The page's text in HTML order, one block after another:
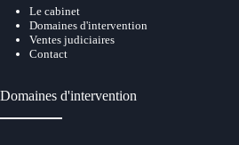
Le cabinet
Domaines d'intervention
Ventes judiciaires
Contact
Domaines d'intervention